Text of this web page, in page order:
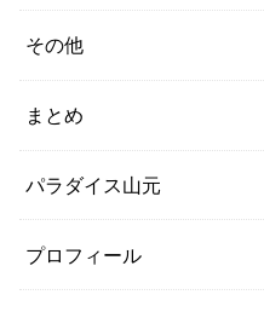
その他
まとめ
パラダイス山元
プロフィール